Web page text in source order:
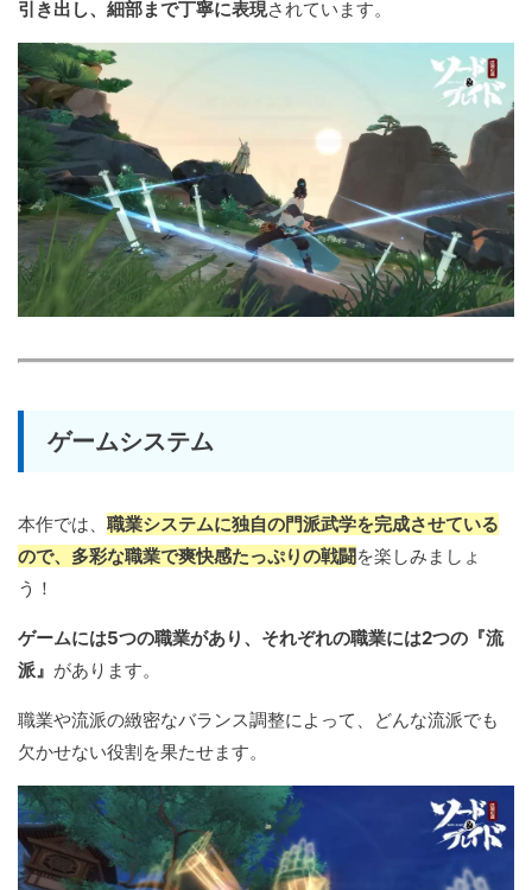
引き出し、細部まで丁寧に表現されています。
ゲームシステム
本作では、 職業システムに独自の門派武学を完成させている
ので、多彩な職業で爽快感たっぷりの戦闘を楽しみましょ
う！
ゲームには5つの職業があり、それぞれの職業には2つの『流
派』 があります。
職業や流派の緻密なバランス調整によって、どんな流派でも
欠かせない役割を果たせます。